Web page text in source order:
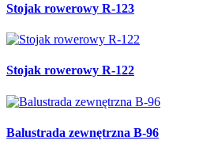
Stojak rowerowy R-123
Stojak rowerowy R-122
Balustrada zewnętrzna B-96